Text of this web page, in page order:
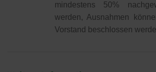
mindestens 50%
werden, Ausnahmen
Vorstand beschlossen